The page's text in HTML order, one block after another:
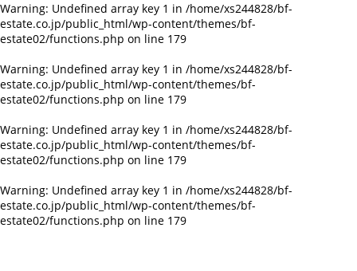
Warning: Undefined array key 1 in /home/xs244828/bf-
estate.co.jp/public_html/wp-content/themes/bf-
estate02/functions.php on line 179
Warning: Undefined array key 1 in /home/xs244828/bf-
estate.co.jp/public_html/wp-content/themes/bf-
estate02/functions.php on line 179
Warning: Undefined array key 1 in /home/xs244828/bf-
estate.co.jp/public_html/wp-content/themes/bf-
estate02/functions.php on line 179
Warning: Undefined array key 1 in /home/xs244828/bf-
estate.co.jp/public_html/wp-content/themes/bf-
estate02/functions.php on line 179